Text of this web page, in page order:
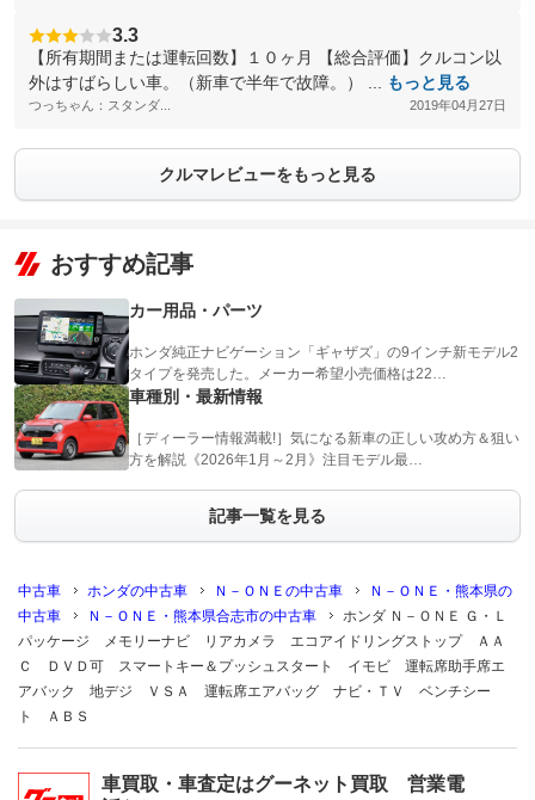
3.3
【所有期間または運転回数】１０ヶ月 【総合評価】クルコン以
外はすばらしい車。（新車で半年で故障。） ...
もっと見る
つっちゃん：スタンダ... 2019年04月27日
クルマレビューをもっと見る
おすすめ記事
カー用品・パーツ
ホンダ純正ナビゲーション「ギャザズ」の9インチ新モデル2
タイプを発売した。メーカー希望小売価格は22…
車種別・最新情報
［ディーラー情報満載!］気になる新車の正しい攻め方＆狙い
方を解説《2026年1月～2月》注目モデル最…
記事一覧を見る
中古車 ホンダの中古車 Ｎ－ＯＮＥの中古車
Ｎ－ＯＮＥ・熊本県の
中古車
Ｎ－ＯＮＥ・熊本県合志市の中古車
ホンダ Ｎ－ＯＮＥ Ｇ・Ｌ
パッケージ メモリーナビ リアカメラ エコアイドリングストップ ＡＡ
Ｃ ＤＶＤ可 スマートキー＆プッシュスタート イモビ 運転席助手席エ
アバック 地デジ ＶＳＡ 運転席エアバッグ ナビ・ＴＶ ベンチシー
ト ＡＢＳ
車買取・車査定はグーネット買取 営業電